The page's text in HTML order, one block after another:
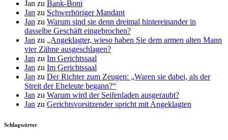
Jan zu Bank-Boni
Jan zu Schwerhöriger Mandant
Jan zu Warum sind sie denn dreimal hintereinander in
dasselbe Geschäft eingebrochen?
Jan zu „Angeklagter, wieso haben Sie dem armen alten Mann
vier Zähne ausgeschlagen?
Jan zu Im Gerichtssaal
Jan zu Im Gerichtssaal
Jan zu Der Richter zum Zeugen: „Waren sie dabei, als der
Streit der Eheleute begann?“
Jan zu Warum wird der Seifenladen ausgeraubt?
Jan zu Gerichtsvorsitzender spricht mit Angeklagten
Schlagwörter